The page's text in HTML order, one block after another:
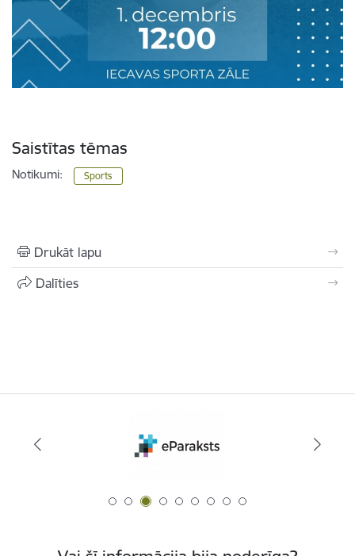
Saistītas tēmas
Notikumi: Sports
Drukāt lapu
Dalīties